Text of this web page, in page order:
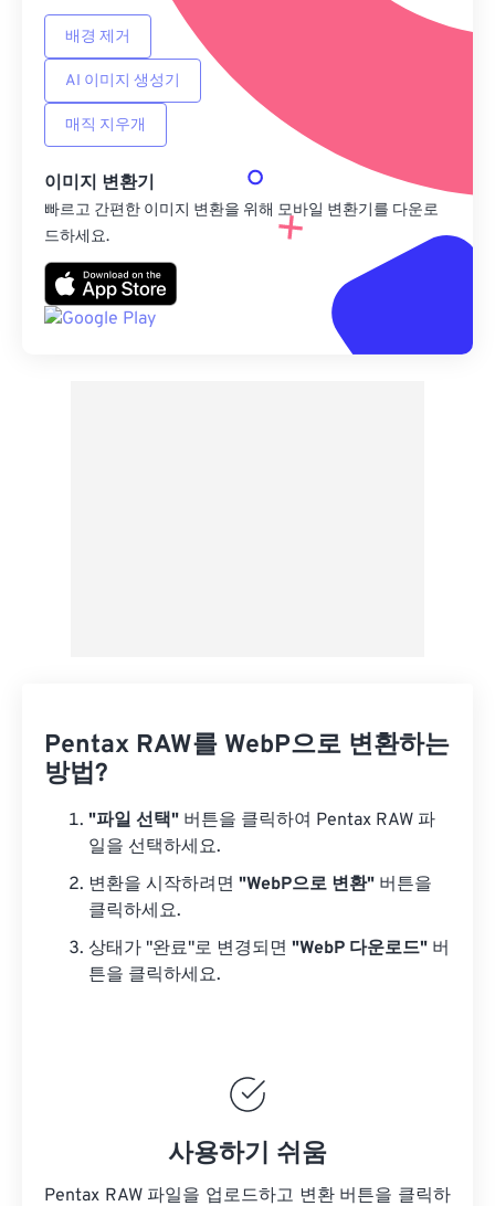
배경 제거
AI 이미지 생성기
매직 지우개
이미지 변환기
빠르고 간편한 이미지 변환을 위해 모바일 변환기를 다운로
드하세요.
Pentax RAW를 WebP으로 변환하는
방법?
"파일 선택" 버튼을 클릭하여 Pentax RAW 파
일을 선택하세요.
변환을 시작하려면 "WebP으로 변환" 버튼을
클릭하세요.
상태가 "완료"로 변경되면 "WebP 다운로드" 버
튼을 클릭하세요.
사용하기 쉬움
Pentax RAW 파일을 업로드하고 변환 버튼을 클릭하